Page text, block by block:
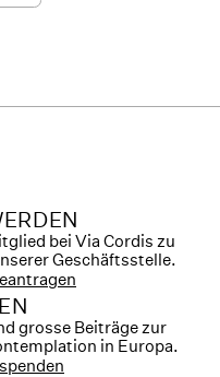
bei Via Cordis zu
Geschäftsstelle.
grosse Beiträge zur
in Europa.